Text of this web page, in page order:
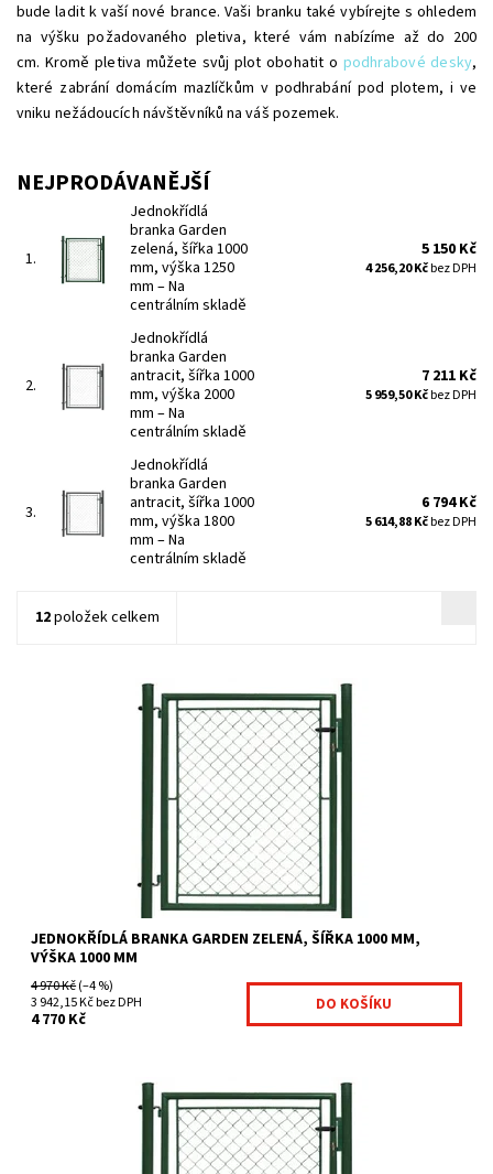
bude ladit k vaší nové brance. Vaši branku také vybírejte s ohledem
na výšku požadovaného pletiva, které vám nabízíme až do 200
cm. Kromě pletiva můžete svůj plot obohatit o podhrabové desky,
které zabrání domácím mazlíčkům v podhrabání pod plotem, i ve
vniku nežádoucích návštěvníků na váš pozemek.
NEJPRODÁVANĚJŠÍ
1.
Jednokřídlá
branka Garden
zelená, šířka 1000
mm, výška 1250
mm –Na
centrálním skladě
5 150 Kč
4 256,20 Kčbez DPH
2.
Jednokřídlá
branka Garden
antracit, šířka 1000
mm, výška 2000
mm –Na
centrálním skladě
7 211 Kč
5 959,50 Kčbez DPH
3.
Jednokřídlá
branka Garden
antracit, šířka 1000
mm, výška 1800
mm –Na
centrálním skladě
6 794 Kč
5 614,88 Kčbez DPH
12položek celkem
Branky Garden jsou určeny zejména jako efektivní a ekonomicky
výhodné řešení vchodů na Váš pozemek. Jsou...
Na centrálním skladě
GAR2-278
Fence consulting
JEDNOKŘÍDLÁ BRANKA GARDEN ZELENÁ, ŠÍŘKA 1000 MM,
VÝŠKA 1000 MM
4 970 Kč(–4 %)
3 942,15 Kč bez DPH
4 770 Kč
Branky Garden jsou určeny zejména jako efektivní a ekonomicky
výhodné řešení vchodů na Váš pozemek. Jsou...
Na centrálním skladě